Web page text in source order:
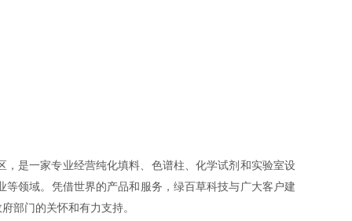
是一家专业经营纯化填料、色谱柱、化学试剂和实验室设
领域。凭借世界的产品和服务，绿百草科技与广大客户建
部门的关怀和有力支持。